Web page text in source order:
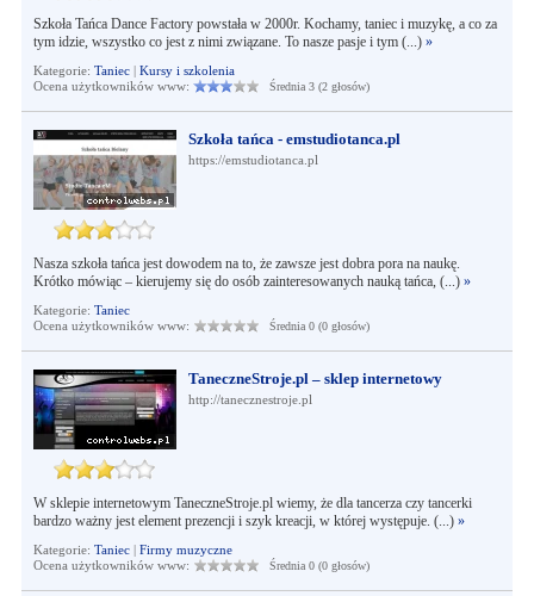
Szkoła Tańca Dance Factory powstała w 2000r. Kochamy, taniec i muzykę, a co za
tym idzie, wszystko co jest z nimi związane. To nasze pasje i tym (...) »
Kategorie: Taniec| Kursy i szkolenia
Ocena użytkowników www:
Średnia 3 (2 głosów)
Szkoła tańca - emstudiotanca.pl
https://emstudiotanca.pl
Nasza szkoła tańca jest dowodem na to, że zawsze jest dobra pora na naukę.
Krótko mówiąc – kierujemy się do osób zainteresowanych nauką tańca, (...) »
Kategorie: Taniec
Ocena użytkowników www:
Średnia 0 (0 głosów)
TaneczneStroje.pl – sklep internetowy
http://tanecznestroje.pl
W sklepie internetowym TaneczneStroje.pl wiemy, że dla tancerza czy tancerki
bardzo ważny jest element prezencji i szyk kreacji, w której występuje. (...) »
Kategorie: Taniec| Firmy muzyczne
Ocena użytkowników www:
Średnia 0 (0 głosów)